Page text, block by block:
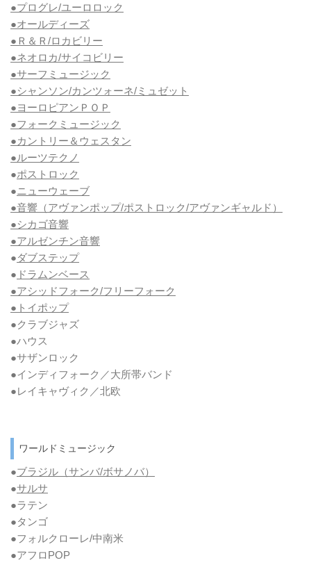
●プログレ/ユーロロック
●オールディーズ
●Ｒ＆Ｒ/ロカビリー
●ネオロカ/サイコビリー
●サーフミュージック
●シャンソン/カンツォーネ/ミュゼット
●ヨーロピアンＰＯＰ
●フォークミュージック
●カントリー＆ウェスタン
●ルーツテクノ
●ポストロック
●ニューウェーブ
●音響（アヴァンポップ/ポストロック/アヴァンギャルド）
●シカゴ音響
●アルゼンチン音響
●ダブステップ
● ドラムンベース
●アシッドフォーク/フリーフォーク
●トイポップ
●クラブジャズ
●ハウス
●サザンロック
●インディフォーク／大所帯バンド
●レイキャヴィク／北欧
ワールドミュージック
●ブラジル（サンバ/ボサノバ）
●サルサ
●ラテン
●タンゴ
●フォルクローレ/中南米
●アフロPOP